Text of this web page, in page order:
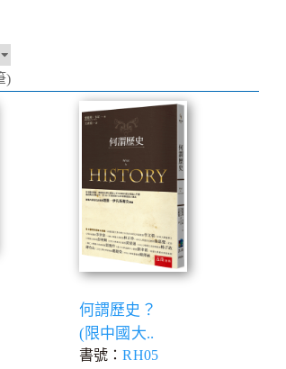
)
何謂歷史？
(限中國大..
書號：RH05